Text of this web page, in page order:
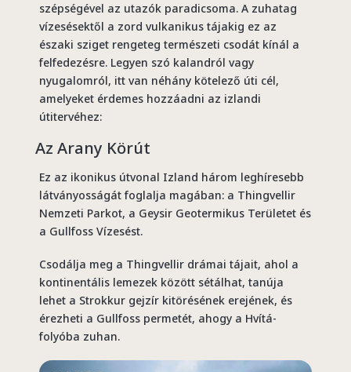
szépségével az utazók paradicsoma. A zuhatag
vízesésektől a zord vulkanikus tájakig ez az
északi sziget rengeteg természeti csodát kínál a
felfedezésre. Legyen szó kalandról vagy
nyugalomról, itt van néhány kötelező úti cél,
amelyeket érdemes hozzáadni az izlandi
útitervéhez:
Az Arany Körút
Ez az ikonikus útvonal Izland három leghíresebb
látványosságát foglalja magában: a Thingvellir
Nemzeti Parkot, a Geysir Geotermikus Területet és
a Gullfoss Vízesést.
Csodálja meg a Thingvellir drámai tájait, ahol a
kontinentális lemezek között sétálhat, tanúja
lehet a Strokkur gejzír kitörésének erejének, és
érezheti a Gullfoss permetét, ahogy a Hvítá-
folyóba zuhan.